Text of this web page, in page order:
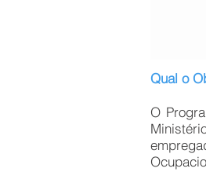
Qual o
O